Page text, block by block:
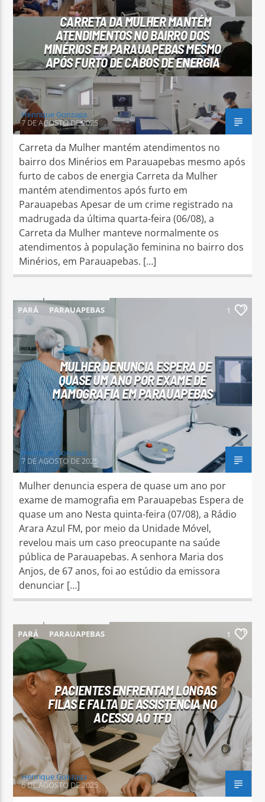
CARRETA DA MULHER MANTÉM
ATENDIMENTOS NO BAIRRO DOS
MINÉRIOS EM PARAUAPEBAS MESMO
APÓS FURTO DE CABOS DE ENERGIA
Henrique Gonzaga
7 DE AGOSTO DE 2025
Carreta da Mulher mantém atendimentos no
bairro dos Minérios em Parauapebas mesmo após
furto de cabos de energia Carreta da Mulher
mantém atendimentos após furto em
Parauapebas Apesar de um crime registrado na
madrugada da última quarta-feira (06/08), a
Carreta da Mulher manteve normalmente os
atendimentos à população feminina no bairro dos
Minérios, em Parauapebas. […]
PARÁ PARAUAPEBAS 1
MULHER DENUNCIA ESPERA DE
QUASE UM ANO POR EXAME DE
MAMOGRAFIA EM PARAUAPEBAS
Henrique Gonzaga
7 DE AGOSTO DE 2025
Mulher denuncia espera de quase um ano por
exame de mamografia em Parauapebas Espera de
quase um ano Nesta quinta-feira (07/08), a Rádio
Arara Azul FM, por meio da Unidade Móvel,
revelou mais um caso preocupante na saúde
pública de Parauapebas. A senhora Maria dos
Anjos, de 67 anos, foi ao estúdio da emissora
denunciar […]
PARÁ PARAUAPEBAS 1
PACIENTES ENFRENTAM LONGAS
FILAS E FALTA DE ASSISTÊNCIA NO
ACESSO AO TFD
Henrique Gonzaga
6 DE AGOSTO DE 2025